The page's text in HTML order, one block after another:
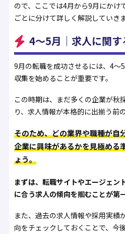
ので、ここでは4月から9月にかけ
ごとに分けて詳しく解説していきま
4〜5月｜求人に関
9月の転職を成功させるには、4〜
収集を始めることが重要です。
この時期は、まだ多くの企業が秋
り、求人情報が本格的に出揃う前
そのため、どの業界や職種が自
企業に興味があるかを見極める
ょう。
まずは、転職サイトやエージェン
に合う求人の傾向を掴むことが第
また、過去の求人情報や採用実績
向をチェックしておくことで、今